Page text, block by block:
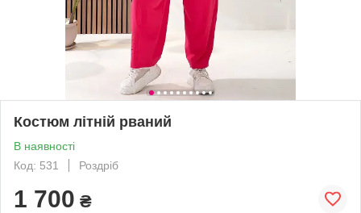
Костюм літній рваний
В наявності
Код: 531
Роздріб
1 700 ₴